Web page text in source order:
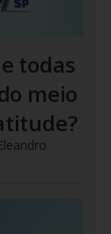
todas
meio